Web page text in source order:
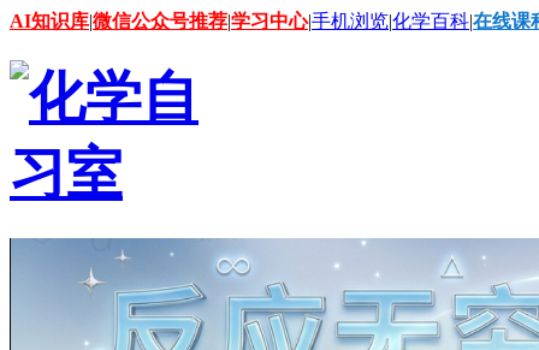
AI知识库|微信公众号推荐|学习中心|手机浏览|化学百科|在线课